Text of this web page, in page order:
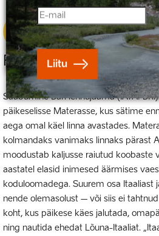
1. päev
Reede, 18. september
Saabumine Bari lennujaama (IATA:
päikeselisse Materasse, kus sätime
aega omal käel linna avastades.
kolmandaks vanimaks linnaks pärast
moodustab kaljusse raiutud koobaste
aastatel elasid inimesed äärmises
koduloomadega. Suurem osa Itaaliast
nende olemasolust – või siis ei
koht, kus päikese käes jalutada,
ning nautida ehedat Lõuna-Itaaliat.
Kirjuta meile julgelt – vastame
Võta ühendust
Liitu